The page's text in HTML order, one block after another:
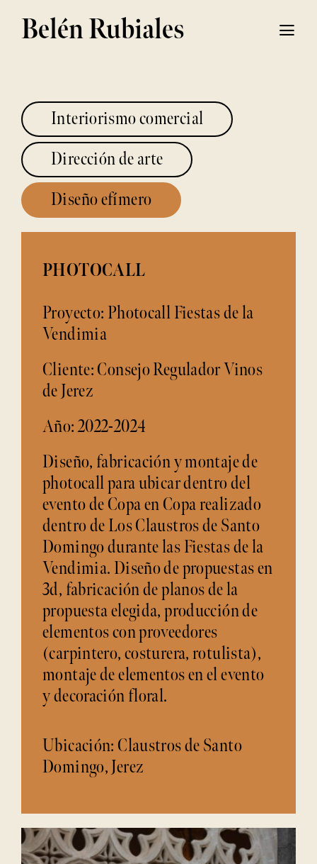
SaltarBelén Rubiales
Proyectos
Interiorismo comercial
Dirección de arte
Diseño efímero
PHOTOCALL
Proyecto: Photocall Fiestas de la
Vendimia
Cliente: Consejo Regulador Vinos
de Jerez
Año: 2022-2024
Diseño, fabricación y montaje de
photocall para ubicar dentro del
evento de Copa en Copa realizado
dentro de Los Claustros de Santo
Domingo durante las Fiestas de la
Vendimia. Diseño de propuestas en
3d, fabricación de planos de la
propuesta elegida, producción de
elementos con proveedores
(carpintero, costurera, rotulista),
montaje de elementos en el evento
y decoración floral.
Ubicación: Claustros de Santo
Domingo, Jerez